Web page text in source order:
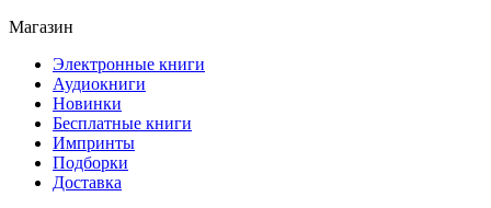
Магазин
Электронные книги
Аудиокниги
Новинки
Бесплатные книги
Импринты
Подборки
Доставка